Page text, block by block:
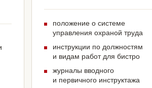
положение о системе
управления охраной труда
инструкции по должностям
и видам работ для бистро
журналы вводного
и первичного инструктажа